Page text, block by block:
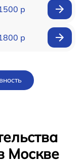
р
р
Москве